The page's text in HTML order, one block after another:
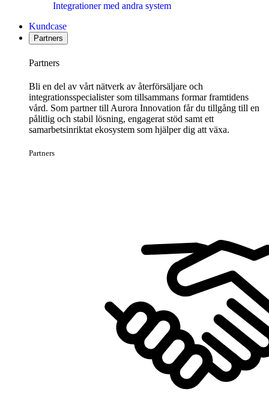
Integrationer med andra system
Kundcase
Partners
Partners
Bli en del av vårt nätverk av återförsäljare och
integrationsspecialister som tillsammans formar framtidens
vård. Som partner till Aurora Innovation får du tillgång till en
pålitlig och stabil lösning, engagerat stöd samt ett
samarbetsinriktat ekosystem som hjälper dig att växa.
Partners